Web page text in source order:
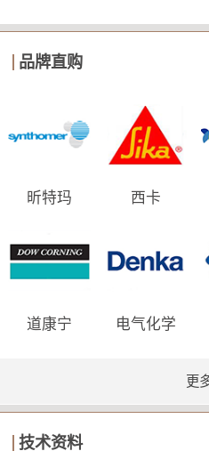
品牌直购
昕特玛 西卡
道康宁 电气化学
更
技术资料